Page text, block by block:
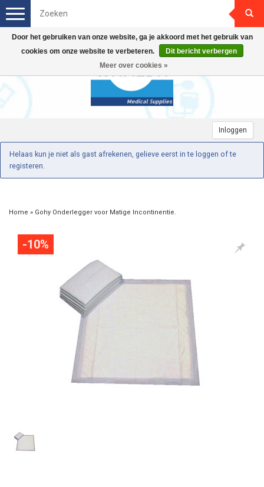
Inloggen
Toggle
Helaas kun je niet als gast afrekenen, gelieve eerst in te loggen of te
registeren.
Home » Gohy Onderlegger voor Matige Incontinentie.
-10%
Door het gebruiken van onze website, ga je akkoord met het gebruik van
cookies om onze website te verbeteren.
Dit bericht verbergen
Meer over cookies »